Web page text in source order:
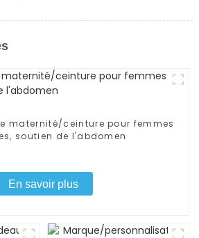
maternité/ceinture pour femmes
soutien de l'abdomen
En savoir plus